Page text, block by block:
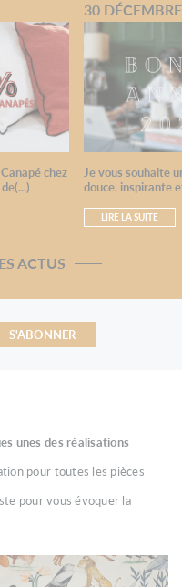
chez
30
Je vous souhaite
douce, inspirante
LIRE LA SUITE
ACTUS
S'ABONNER
unes des réalisations
pour toutes les pièces
pour vous évoquer la